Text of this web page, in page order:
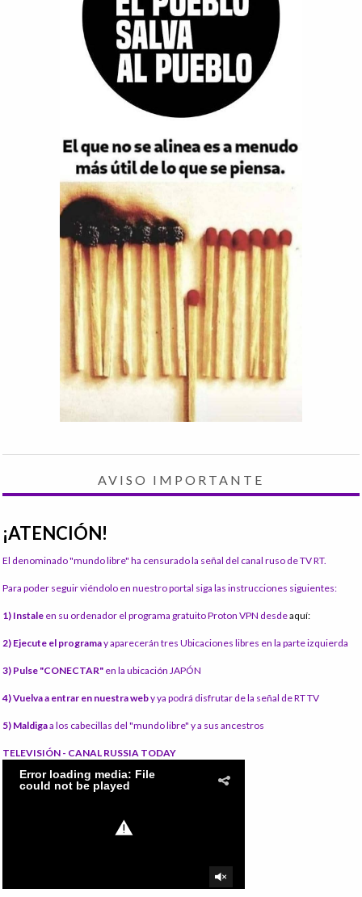
AVISO IMPORTANTE
¡ATENCIÓN!
El denominado "mundo libre" ha censurado la señal del canal ruso de TV RT.
Para poder seguir viéndolo en nuestro portal siga las instrucciones siguientes:
1) Instale en su ordenador el programa gratuito Proton VPN desdeaquí:
2) Ejecute el programay aparecerán tres Ubicaciones libres en la parte izquierda
3) Pulse "CONECTAR" en la ubicación JAPÓN
4) Vuelva a entrar en nuestra weby ya podrá disfrutar de la señal de RT TV
5) Maldigaa los cabecillas del "mundo libre" y a sus ancestros
TELEVISIÓN - CANAL RUSSIA TODAY